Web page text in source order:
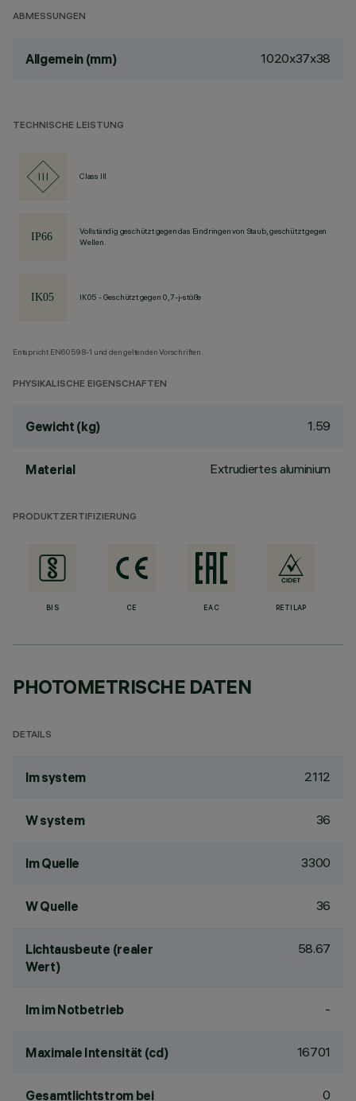
ABMESSUNGEN
Allgemein (mm) 1020x37x38
TECHNISCHE LEISTUNG
Class III
Vollständig geschützt gegen das Eindringen von Staub, geschützt gegen
Wellen.
IK05 - Geschützt gegen 0,7-j-stöße
Entspricht EN60598-1 und den geltenden Vorschriften.
PHYSIKALISCHE EIGENSCHAFTEN
Gewicht (kg) 1.59
Material Extrudiertes aluminium
PRODUKTZERTIFIZIERUNG
BIS CE EAC RETILAP
PHOTOMETRISCHE DATEN
DETAILS
lm system 2112
W system 36
lm Quelle 3300
W Quelle 36
Lichtausbeute (realer
Wert)
58.67
lm im Notbetrieb -
Maximale Intensität (cd) 16701
Gesamtlichtstrom bei 0